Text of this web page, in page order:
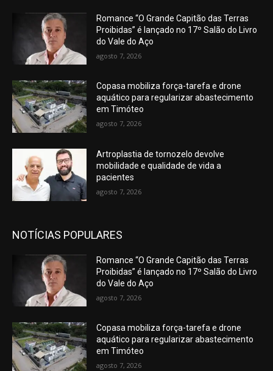
Romance “O Grande Capitão das Terras
Proibidas” é lançado no 17º Salão do Livro
do Vale do Aço
agosto 7, 2026
Copasa mobiliza força-tarefa e drone
aquático para regularizar abastecimento
em Timóteo
agosto 7, 2026
Artroplastia de tornozelo devolve
mobilidade e qualidade de vida a
pacientes
agosto 7, 2026
NOTÍCIAS POPULARES
Romance “O Grande Capitão das Terras
Proibidas” é lançado no 17º Salão do Livro
do Vale do Aço
agosto 7, 2026
Copasa mobiliza força-tarefa e drone
aquático para regularizar abastecimento
em Timóteo
agosto 7, 2026